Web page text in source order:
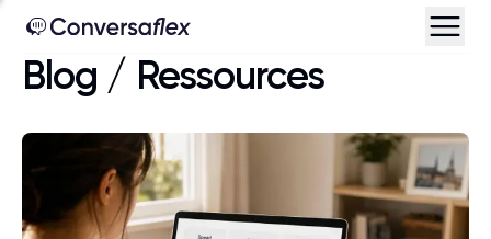
Blog / Ressources